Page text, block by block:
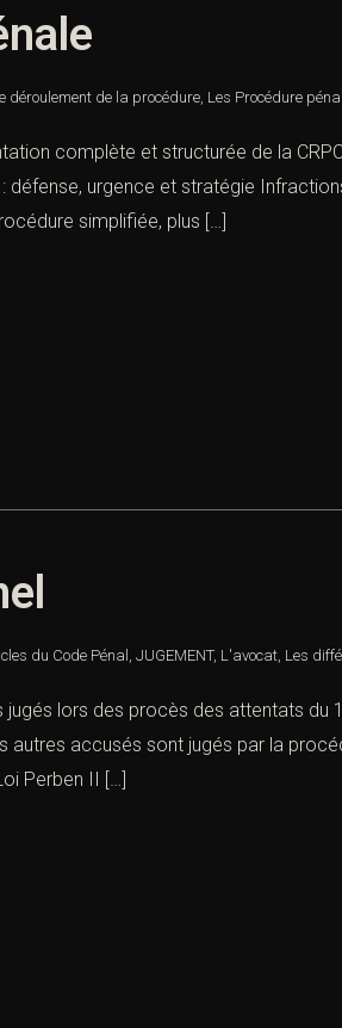
déroulement de la procédure, Les Procédure
complète et structurée de la
défense, urgence et stratégie
simplifiée, plus […]
du Code Pénal , JUGEMENT, L'avocat, Les
lors des procès des attentats
accusés sont jugés par la
Perben II […]